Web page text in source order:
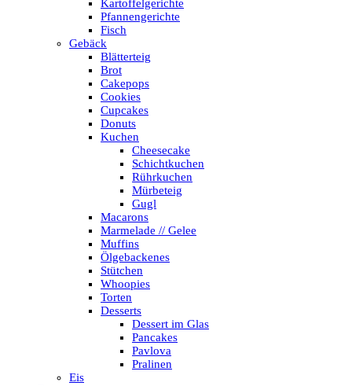
Kartoffelgerichte
Pfannengerichte
Fisch
Gebäck
Blätterteig
Brot
Cakepops
Cookies
Cupcakes
Donuts
Kuchen
Cheesecake
Schichtkuchen
Rührkuchen
Mürbeteig
Gugl
Macarons
Marmelade // Gelee
Muffins
Ölgebackenes
Stütchen
Whoopies
Torten
Desserts
Dessert im Glas
Pancakes
Pavlova
Pralinen
Eis